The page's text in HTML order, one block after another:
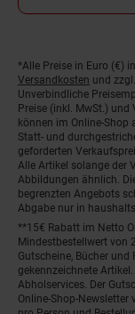
Fußnoten
*Alle Preise in Euro (€)
Versandkosten und
Unverbindliche
Preise (inkl. MwSt.)
können im Online-Shop
Statt- und
geforderten
Alle Artikel solange der
Abbildungen ähnlich.
begrenzten Angebots
Abgabe nur in
**15€ Rabatt im Netto
Mindestbestellwert von
Gutscheine, Bücher
gekennzeichnete
Abholservices. Der
Online-Shop-Newsletter